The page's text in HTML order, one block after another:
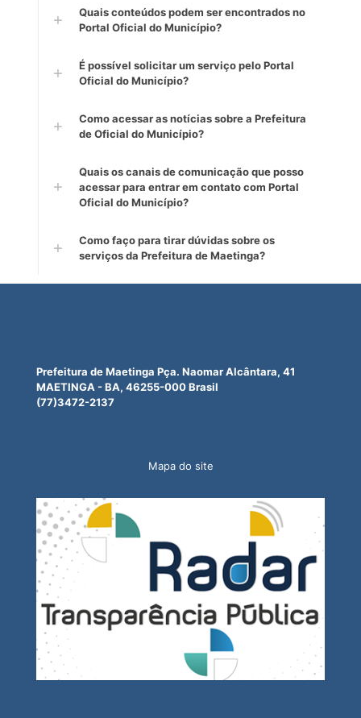
Quais conteúdos podem ser encontrados no
Portal Oficial do Município?
É possível solicitar um serviço pelo Portal
Oficial do Município?
Como acessar as notícias sobre a Prefeitura
de Oficial do Município?
Quais os canais de comunicação que posso
acessar para entrar em contato com Portal
Oficial do Município?
Como faço para tirar dúvidas sobre os
serviços da Prefeitura de Maetinga?
Prefeitura de Maetinga Pça. Naomar Alcântara, 41
MAETINGA - BA, 46255-000 Brasil
(77)3472-2137
Mapa do site